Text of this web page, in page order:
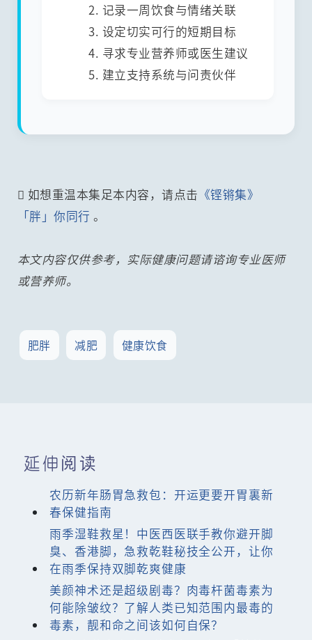
2. 记录一周饮食与情绪关联
3. 设定切实可行的短期目标
4. 寻求专业营养师或医生建议
5. 建立支持系统与问责伙伴
 如想重温本集足本内容，请点击 《铿锵集》
「胖」你同行 。
本文内容仅供参考，实际健康问题请谘询专业医师
或营养师。
肥胖 减肥 健康饮食
延伸阅读
农历新年肠胃急救包：开运更要开胃裏新
春保健指南
雨季湿鞋救星！中医西医联手教你避开脚
臭、香港脚，急救乾鞋秘技全公开，让你
在雨季保持双脚乾爽健康
美颜神术还是超级剧毒？肉毒杆菌毒素为
何能除皱纹？了解人类已知范围内最毒的
毒素，靓和命之间该如何自保？